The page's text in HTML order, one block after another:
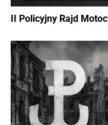
II Policyjny Rajd